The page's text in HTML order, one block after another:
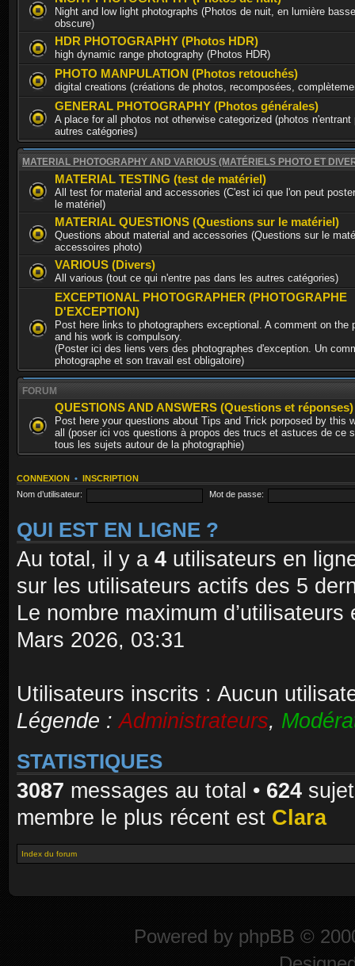
Night and low light photographs (Photos de nuit, en lumière
obscure)
HDR PHOTOGRAPHY (Photos HDR)
high dynamic range photography (Photos HDR)
PHOTO MANPULATION (Photos retouchés)
digital creations (créations de photos, recomposées,
GENERAL PHOTOGRAPHY (Photos générales)
A place for all photos not otherwise categorized (photos
autres catégories)
MATERIAL PHOTOGRAPHY AND VARIOUS (MATÉRIELS PHOTO ET
MATERIAL TESTING (test de matériel)
All test for material and accessories (C'est ici que l'on peut
le matériel)
MATERIAL QUESTIONS (Questions sur le matériel)
Questions about material and accessories (Questions sur le
accessoires photo)
VARIOUS (Divers)
All various (tout ce qui n'entre pas dans les autres catégories)
EXCEPTIONAL PHOTOGRAPHER (PHOTOGRAPHE
D'EXCEPTION)
Post here links to photographers exceptional. A comment on the
and his work is compulsory.
(Poster ici des liens vers des photographes d'exception. Un
photographe et son travail est obligatoire)
FORUM
QUESTIONS AND ANSWERS (Questions et réponses)
Post here your questions about Tips and Trick porposed by this
all (poser ici vos questions à propos des trucs et astuces de ce
tous les sujets autour de la photographie)
CONNEXION • INSCRIPTION
Nom d’utilisateur:
Mot de passe:
QUI EST EN LIGNE ?
Au total, il y a 4 utilisateurs en
sur les utilisateurs actifs des 5
Le nombre maximum
Mars 2026, 03:31
Utilisateurs inscrits : Aucun
Légende :Administrateurs,
STATISTIQUES
3087 messages au total • 624
membre le plus récent est Clara
Index du forum
Powered by phpBB ©